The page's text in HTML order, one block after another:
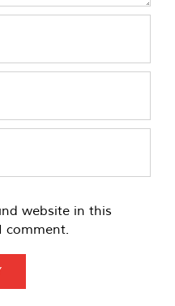
website in this
comment.